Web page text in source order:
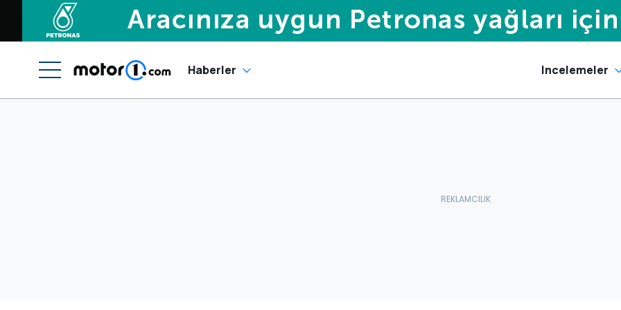
Haberler Incelemeler